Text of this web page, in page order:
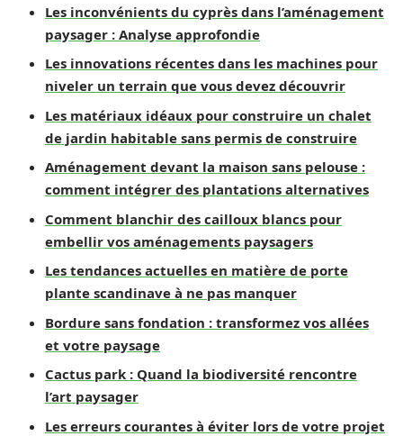
Les inconvénients du cyprès dans l’aménagement
paysager : Analyse approfondie
Les innovations récentes dans les machines pour
niveler un terrain que vous devez découvrir
Les matériaux idéaux pour construire un chalet
de jardin habitable sans permis de construire
Aménagement devant la maison sans pelouse :
comment intégrer des plantations alternatives
Comment blanchir des cailloux blancs pour
embellir vos aménagements paysagers
Les tendances actuelles en matière de porte
plante scandinave à ne pas manquer
Bordure sans fondation : transformez vos allées
et votre paysage
Cactus park : Quand la biodiversité rencontre
l’art paysager
Les erreurs courantes à éviter lors de votre projet